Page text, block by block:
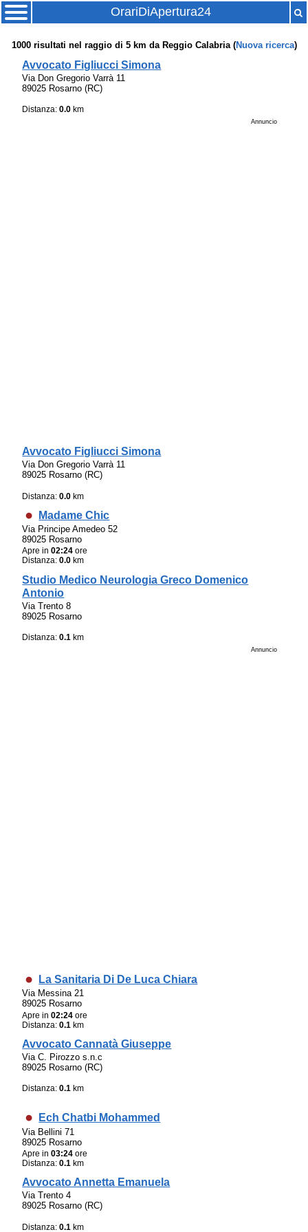
OrariDiApertura24
1000risultati nel raggio di 5 km da Reggio Calabria (Nuova ricerca)
Avvocato Figliucci Simona
Via Don Gregorio Varrà 11
89025 Rosarno (RC)
Distanza:0.0 km
Annuncio
Avvocato Figliucci Simona
Via Don Gregorio Varrà 11
89025 Rosarno (RC)
Distanza:0.0 km
Madame Chic
Via Principe Amedeo 52
89025 Rosarno
Apre in02:24 ore
Distanza:0.0 km
Studio Medico Neurologia Greco Domenico
Antonio
Via Trento 8
89025 Rosarno
Distanza:0.1 km
Annuncio
La Sanitaria Di De Luca Chiara
Via Messina 21
89025 Rosarno
Apre in02:24 ore
Distanza:0.1 km
Avvocato Cannatà Giuseppe
Via C. Pirozzo s.n.c
89025 Rosarno (RC)
Distanza:0.1 km
Ech Chatbi Mohammed
Via Bellini 71
89025 Rosarno
Apre in03:24 ore
Distanza:0.1 km
Avvocato Annetta Emanuela
Via Trento 4
89025 Rosarno (RC)
Distanza:0.1 km